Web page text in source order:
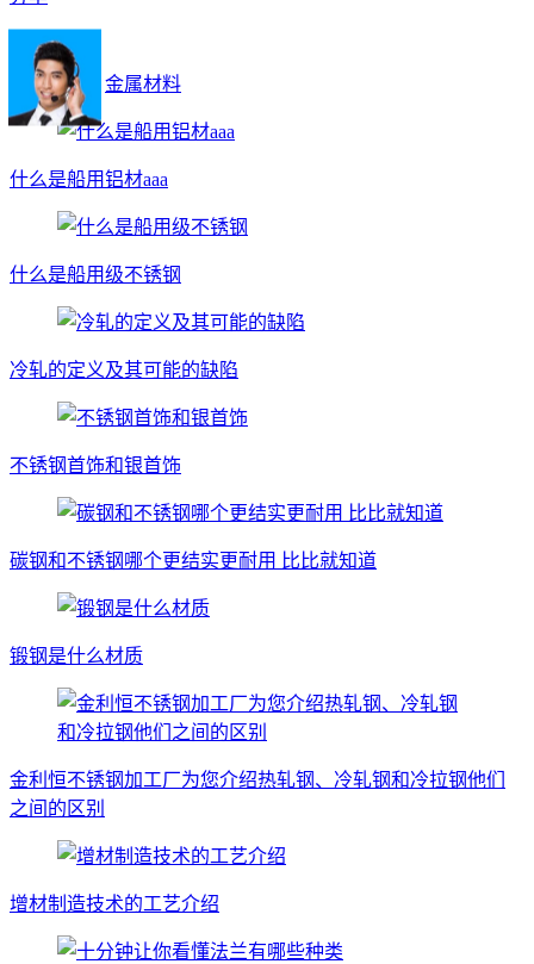
A+
所属分类： 金属材料
什么是船用铝材aaa
什么是船用级不锈钢
冷轧的定义及其可能的缺陷
不锈钢首饰和银首饰
碳钢和不锈钢哪个更结实更耐用 比比就知道
锻钢是什么材质
金利恒不锈钢加工厂为您介绍热轧钢、冷轧钢和冷拉钢他们
之间的区别
增材制造技术的工艺介绍